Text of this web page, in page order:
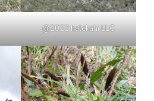
@2022 halekahi LLC